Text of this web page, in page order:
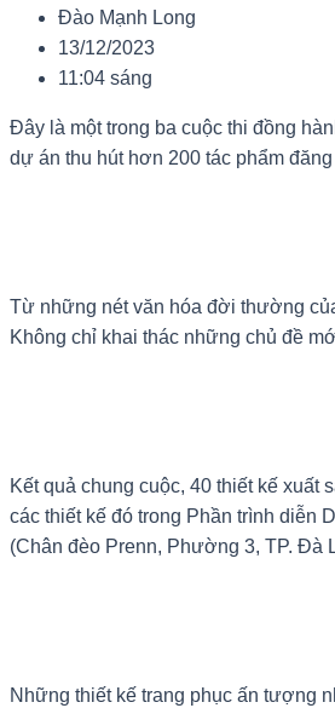
Đào Mạnh Long
13/12/2023
11:04 sáng
Đây là một trong ba cuộc thi đồng
dự án thu hút hơn 200 tác phẩm
Từ những nét văn hóa đời thường
Không chỉ khai thác những chủ đề
Kết quả chung cuộc, 40 thiết kế
các thiết kế đó trong Phần trình diễn
(Chân đèo Prenn, Phường 3, TP. Đà
Những thiết kế trang phục ấn tượng